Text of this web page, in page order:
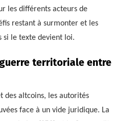
les différents acteurs de
restant à surmonter et les
si le texte devient loi.
territoriale entre
des altcoins, les autorités
face à un vide juridique. La